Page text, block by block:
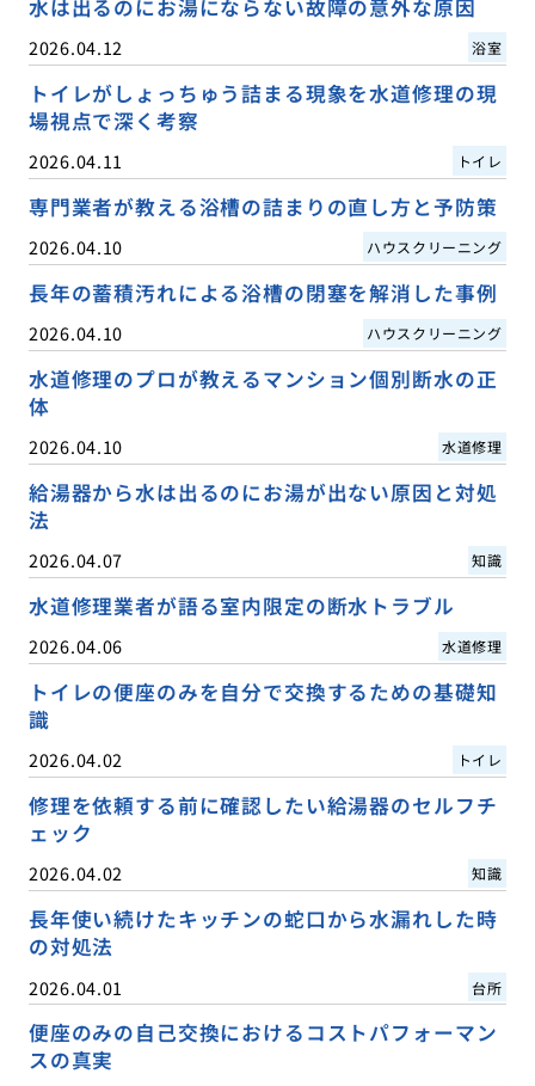
水は出るのにお湯にならない故障の意外な原因
2026.04.12 浴室
トイレがしょっちゅう詰まる現象を水道修理の現
場視点で深く考察
2026.04.11 トイレ
専門業者が教える浴槽の詰まりの直し方と予防策
2026.04.10 ハウスクリーニング
長年の蓄積汚れによる浴槽の閉塞を解消した事例
2026.04.10 ハウスクリーニング
水道修理のプロが教えるマンション個別断水の正
体
2026.04.10 水道修理
給湯器から水は出るのにお湯が出ない原因と対処
法
2026.04.07 知識
水道修理業者が語る室内限定の断水トラブル
2026.04.06 水道修理
トイレの便座のみを自分で交換するための基礎知
識
2026.04.02 トイレ
修理を依頼する前に確認したい給湯器のセルフチ
ェック
2026.04.02 知識
長年使い続けたキッチンの蛇口から水漏れした時
の対処法
2026.04.01 台所
便座のみの自己交換におけるコストパフォーマン
スの真実